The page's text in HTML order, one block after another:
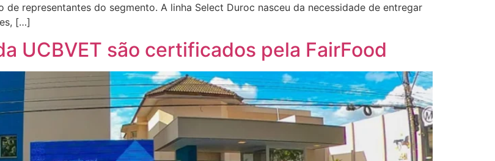
representantes do segmento. A linha Select Duroc nasceu da necessidade de entregar
[…]
UCBVET são certificados pela FairFood